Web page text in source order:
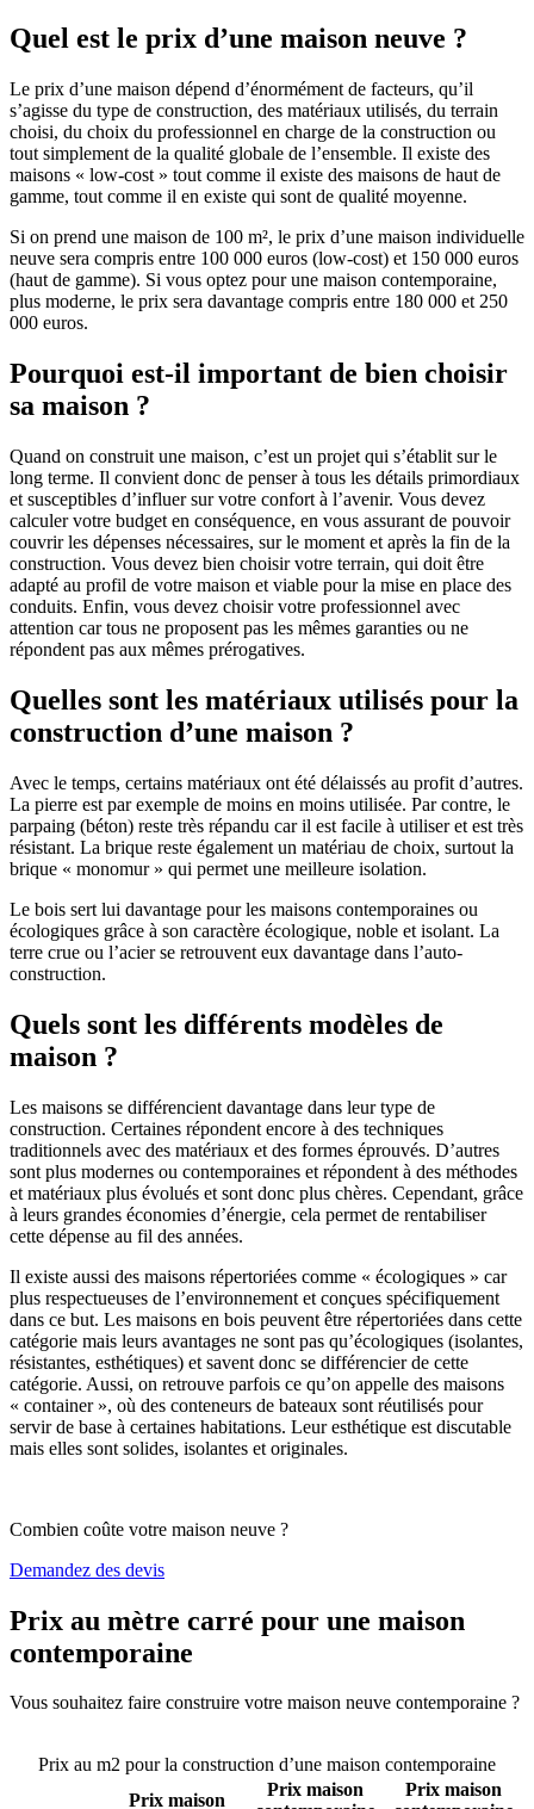
Quel est le prix d’une maison neuve ?
Le prix d’une maison dépend d’énormément de facteurs, qu’il
s’agisse du type de construction, des matériaux utilisés, du terrain
choisi, du choix du professionnel en charge de la construction ou
tout simplement de la qualité globale de l’ensemble. Il existe des
maisons « low-cost » tout comme il existe des maisons de haut de
gamme, tout comme il en existe qui sont de qualité moyenne.
Si on prend une maison de 100 m², le prix d’une maison individuelle
neuve sera compris entre 100 000 euros (low-cost) et 150 000 euros
(haut de gamme). Si vous optez pour une maison contemporaine,
plus moderne, le prix sera davantage compris entre 180 000 et 250
000 euros.
Pourquoi est-il important de bien choisir
sa maison ?
Quand on construit une maison, c’est un projet qui s’établit sur le
long terme. Il convient donc de penser à tous les détails primordiaux
et susceptibles d’influer sur votre confort à l’avenir. Vous devez
calculer votre budget en conséquence, en vous assurant de pouvoir
couvrir les dépenses nécessaires, sur le moment et après la fin de la
construction. Vous devez bien choisir votre terrain, qui doit être
adapté au profil de votre maison et viable pour la mise en place des
conduits. Enfin, vous devez choisir votre professionnel avec
attention car tous ne proposent pas les mêmes garanties ou ne
répondent pas aux mêmes prérogatives.
Quelles sont les matériaux utilisés pour la
construction d’une maison ?
Avec le temps, certains matériaux ont été délaissés au profit d’autres.
La pierre est par exemple de moins en moins utilisée. Par contre, le
parpaing (béton) reste très répandu car il est facile à utiliser et est très
résistant. La brique reste également un matériau de choix, surtout la
brique « monomur » qui permet une meilleure isolation.
Le bois sert lui davantage pour les maisons contemporaines ou
écologiques grâce à son caractère écologique, noble et isolant. La
terre crue ou l’acier se retrouvent eux davantage dans l’auto-
construction.
Quels sont les différents modèles de
maison ?
Les maisons se différencient davantage dans leur type de
construction. Certaines répondent encore à des techniques
traditionnels avec des matériaux et des formes éprouvés. D’autres
sont plus modernes ou contemporaines et répondent à des méthodes
et matériaux plus évolués et sont donc plus chères. Cependant, grâce
à leurs grandes économies d’énergie, cela permet de rentabiliser
cette dépense au fil des années.
Il existe aussi des maisons répertoriées comme « écologiques » car
plus respectueuses de l’environnement et conçues spécifiquement
dans ce but. Les maisons en bois peuvent être répertoriées dans cette
catégorie mais leurs avantages ne sont pas qu’écologiques (isolantes,
résistantes, esthétiques) et savent donc se différencier de cette
catégorie. Aussi, on retrouve parfois ce qu’on appelle des maisons
« container », où des conteneurs de bateaux sont réutilisés pour
servir de base à certaines habitations. Leur esthétique est discutable
mais elles sont solides, isolantes et originales.
Combien coûte votre maison neuve ?
Demandez des devis
Prix au mètre carré pour une maison
contemporaine
Vous souhaitez faire construire votre maison neuve contemporaine ?
Prix au m2 pour la construction d’une maison contemporaine
Prix maison
Prix maison
Prix maison